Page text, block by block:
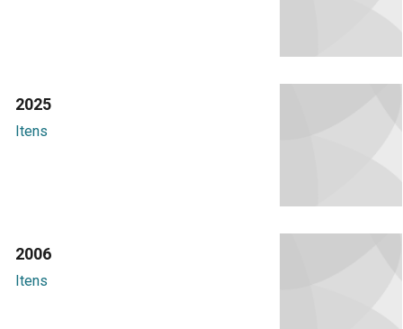
2025
Itens
2006
Itens